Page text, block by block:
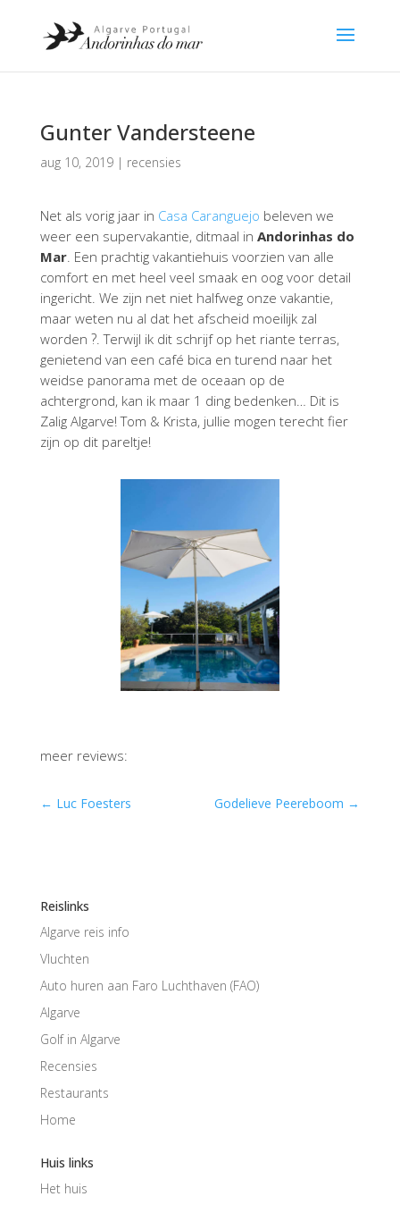
Gunter Vandersteene
aug 10, 2019| recensies
Net als vorig jaar in Casa Caranguejo beleven we
weer een supervakantie, ditmaal in Andorinhas do
Mar. Een prachtig vakantiehuis voorzien van alle
comfort en met heel veel smaak en oog voor detail
ingericht. We zijn net niet halfweg onze vakantie,
maar weten nu al dat het afscheid moeilijk zal
worden ?. Terwijl ik dit schrijf op het riante terras,
genietend van een café bica en turend naar het
weidse panorama met de oceaan op de
achtergrond, kan ik maar 1 ding bedenken… Dit is
Zalig Algarve! Tom & Krista, jullie mogen terecht fier
zijn op dit pareltje!
meer reviews:
← Luc Foesters Godelieve Peereboom →
Reislinks
Algarve reis info
Vluchten
Auto huren aan Faro Luchthaven (FAO)
Algarve
Golf in Algarve
Recensies
Restaurants
Home
Huis links
Het huis